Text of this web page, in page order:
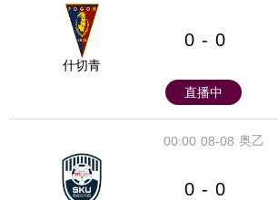
什切青
0 - 0
直播中
08-08
00:00 奥乙
0 - 0